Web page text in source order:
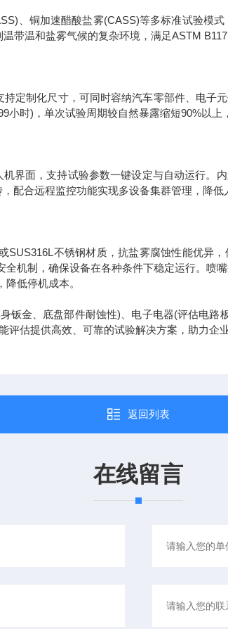
、铜加速醋酸盐雾(CASS)等多标准试验模式
带温和盐雾气候的复杂环境，满足ASTM
定制化尺寸，可同时容纳汽车零部件、电子
小时)，单次试验周期较自然暴露缩短90%以上
面，支持试验参数一键设定与自动运行。
配合远程监控功能实现多设备集群管理，降低
不锈钢材质，抗盐雾腐蚀性能优异，
机制，确保设备在各种条件下稳定运行。喷
低停机成本。
金、底盘部件耐蚀性)、电子电器(评估电路
评估提供高效、可靠的试验解决方案，助力企
返回列表
在线留言